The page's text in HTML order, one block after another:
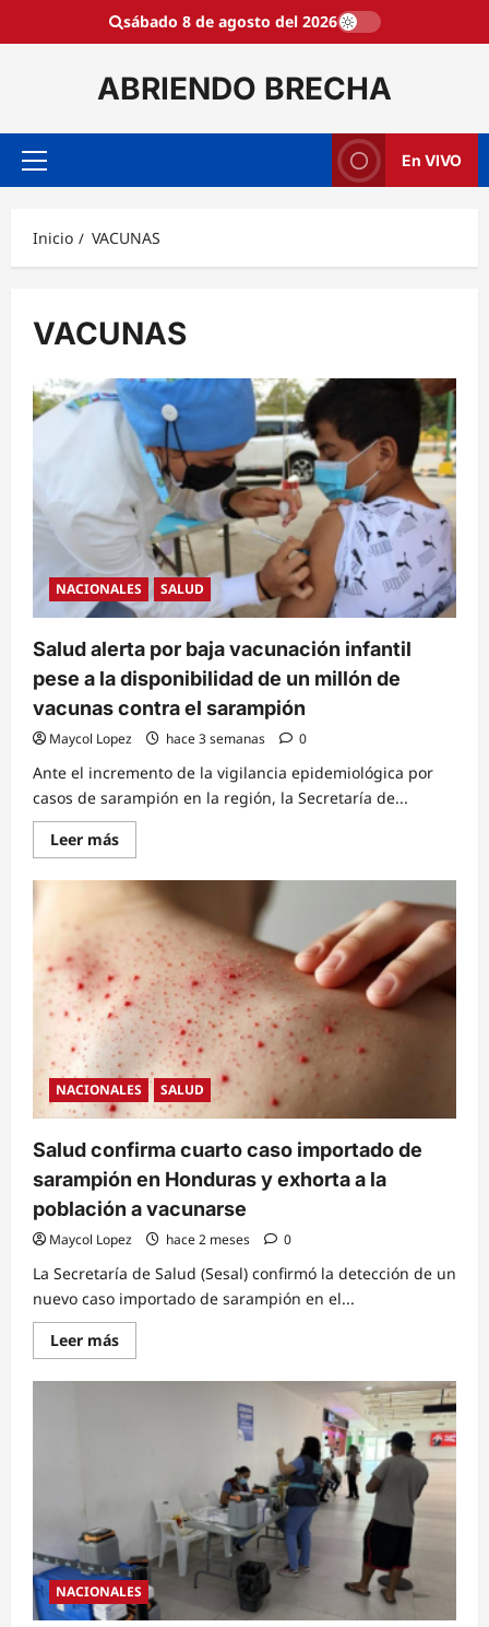
sábado 8 de agosto del 2026
ABRIENDO BRECHA
Menú
En VIVO
Inicio VACUNAS
VACUNAS
NACIONALES SALUD
Salud alerta por baja vacunación infantil
pese a la disponibilidad de un millón de
vacunas contra el sarampión
Maycol Lopez hace 3 semanas 0
Ante el incremento de la vigilancia epidemiológica por
casos de sarampión en la región, la Secretaría de...
Leer másRead
more
Salud
alerta
por
baja
vacunación
infantil
pese
a
la
disponibilidad
de
un
millón
de
vacunas
contra
sarampión
NACIONALES SALUD
Salud confirma cuarto caso importado de
sarampión en Honduras y exhorta a la
población a vacunarse
Maycol Lopez hace 2 meses 0
La Secretaría de Salud (Sesal) confirmó la detección de un
nuevo caso importado de sarampión en el...
Leer másRead
more
Salud
Honduras
exhorta
a
la
población
a
vacunarse
NACIONALES